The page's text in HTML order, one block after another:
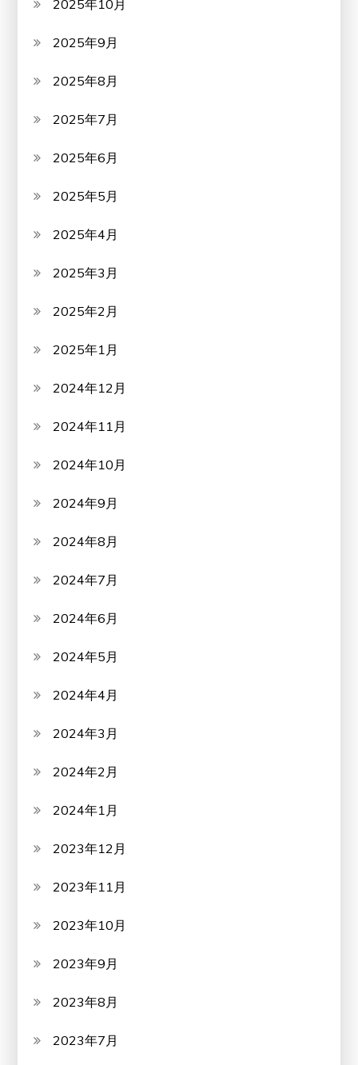
2025年10月
2025年9月
2025年8月
2025年7月
2025年6月
2025年5月
2025年4月
2025年3月
2025年2月
2025年1月
2024年12月
2024年11月
2024年10月
2024年9月
2024年8月
2024年7月
2024年6月
2024年5月
2024年4月
2024年3月
2024年2月
2024年1月
2023年12月
2023年11月
2023年10月
2023年9月
2023年8月
2023年7月